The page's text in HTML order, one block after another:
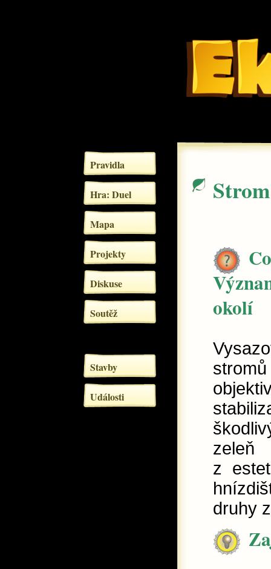
Pravidla
Hra: Duel
Mapa
Projekty
Diskuse
Soutěž
Stavby
Události
okolí
zeleň
z
druhy